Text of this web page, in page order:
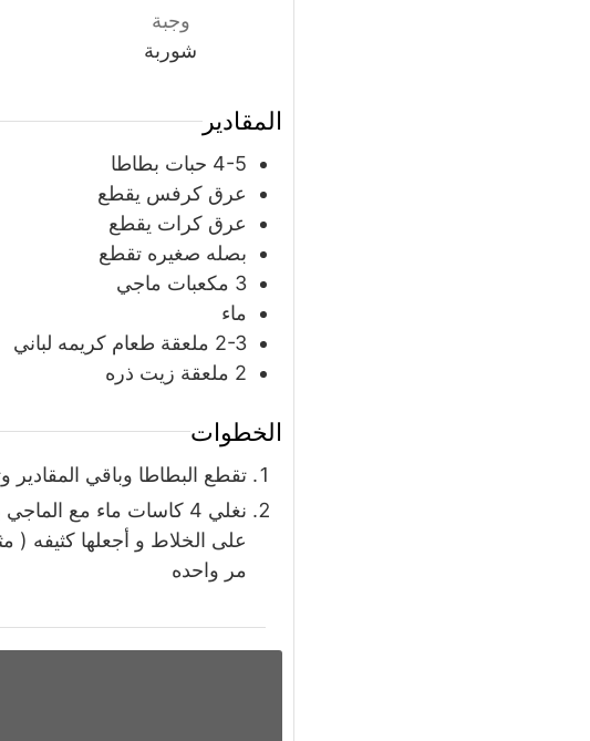
وجبة
شوربة
المقادير
4-5 حبات بطاطا
عرق كرفس يقطع
عرق كرات يقطع
بصله صغيره تقطع
3 مكعبات ماجي
ماء
2-3 ملعقة طعام كريمه لباني
2 ملعقة زيت ذره
الخطوات
تقطع البطاطا وباقي
نغلي 4 كاسات ماء مع
على الخلاط و أجعلها كثيفه (
مر واحده